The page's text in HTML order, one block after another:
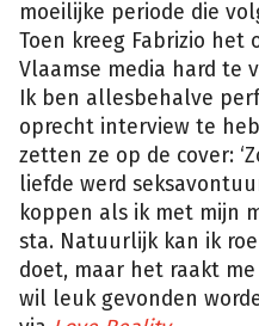
moeilijke periode die
Toen kreeg Fabrizio het
Vlaamse media hard te
Ik ben allesbehalve
oprecht interview te
zetten ze op de cover:
liefde werd
koppen als ik met mijn
sta. Natuurlijk kan ik
doet, maar het raakt
wil leuk gevonden